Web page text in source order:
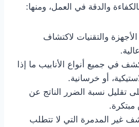
والدقة في العمل، ومنها:
والتقنيات لاكتشاف
في جميع أنواع الأنابيب ما إذا
أو خرسانية.
تقليل نسبة الضرر الناتج عن
غير المدمرة التي لا تتطلب